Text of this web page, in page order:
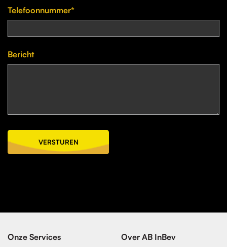
Telefoonnummer*
Bericht
VERSTUREN
Onze Services Over AB InBev